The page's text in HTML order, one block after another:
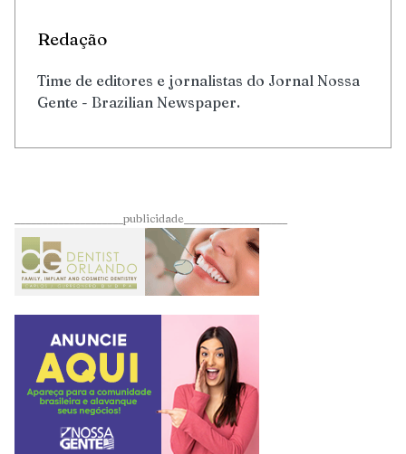
Redação
Time de editores e jornalistas do Jornal Nossa
Gente - Brazilian Newspaper.
____________________publicidade___________________